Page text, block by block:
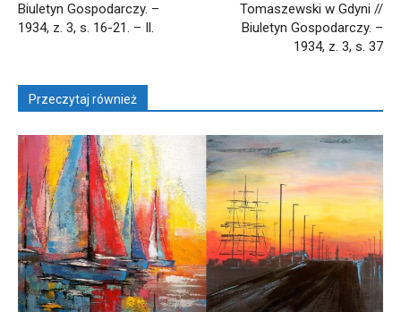
Biuletyn Gospodarczy. –
1934, z. 3, s. 16-21. – Il.
Tomaszewski w Gdyni //
Biuletyn Gospodarczy. –
1934, z. 3, s. 37
Przeczytaj również